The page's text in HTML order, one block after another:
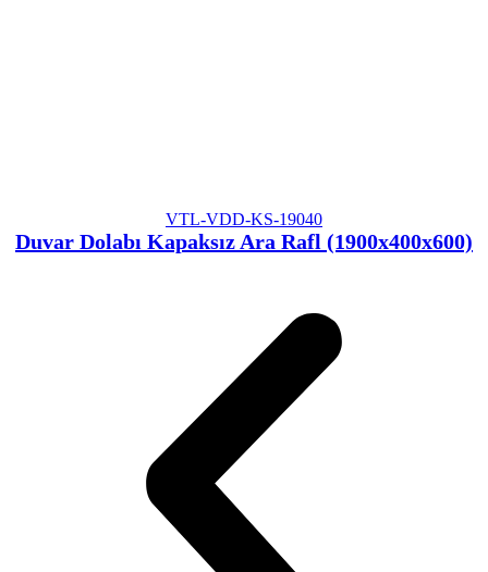
VTL-VDD-KS-19040
Duvar Dolabı Kapaksız Ara Rafl (1900x400x600)